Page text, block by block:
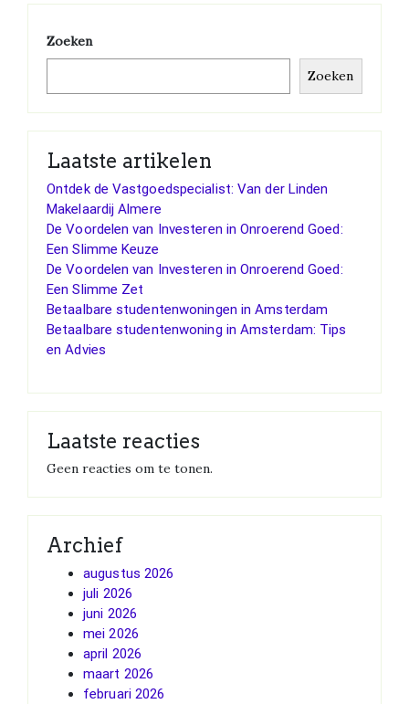
Zoeken
Zoeken
Laatste artikelen
Ontdek de Vastgoedspecialist: Van der Linden
Makelaardij Almere
De Voordelen van Investeren in Onroerend Goed:
Een Slimme Keuze
De Voordelen van Investeren in Onroerend Goed:
Een Slimme Zet
Betaalbare studentenwoningen in Amsterdam
Betaalbare studentenwoning in Amsterdam: Tips
en Advies
Laatste reacties
Geen reacties om te tonen.
Archief
augustus 2026
juli 2026
juni 2026
mei 2026
april 2026
maart 2026
februari 2026